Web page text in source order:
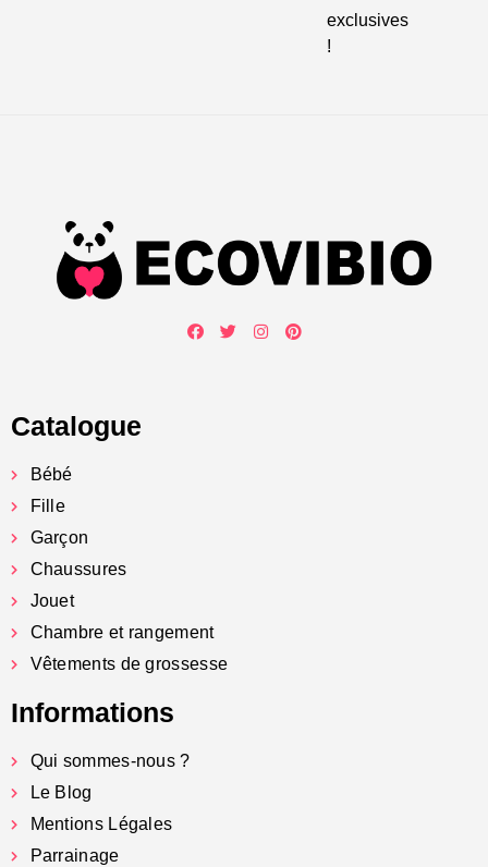
exclusives
!
Catalogue
Bébé
Fille
Garçon
Chaussures
Jouet
Chambre et rangement
Vêtements de grossesse
Informations
Qui sommes-nous ?
Le Blog
Mentions Légales
Parrainage